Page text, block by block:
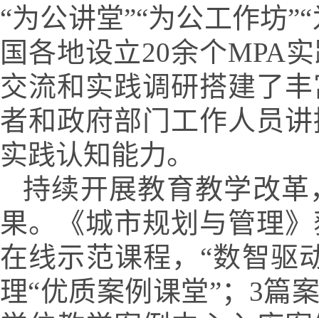
“为公讲堂”“为公工作坊
国各地设立20余个MPA
交流和实践调研搭建了
者和政府部门工作人员
实践认知能力。
持续开展教育教学改
果。《城市规划与管理
在线示范课程， “数智驱
理“优质案例课堂”； 3篇